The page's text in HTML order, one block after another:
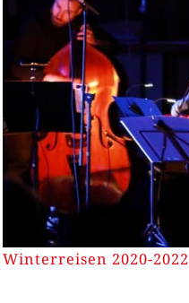
Winterreisen 2020-2022